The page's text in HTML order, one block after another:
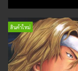
สินค้าใหม่